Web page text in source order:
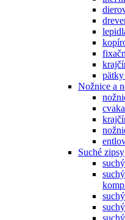
Nožnice a
Suché zipsy